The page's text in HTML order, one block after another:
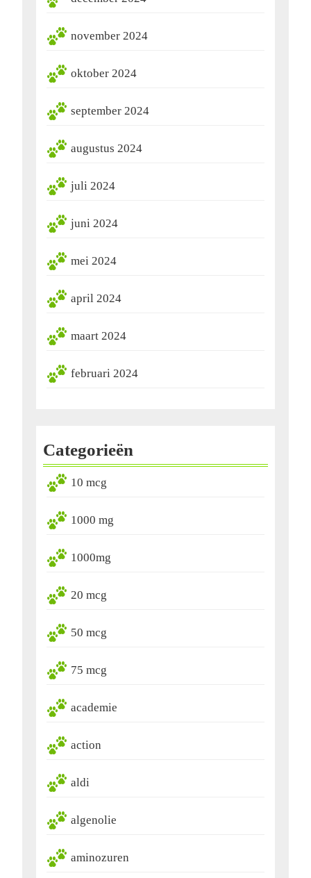
november 2024
oktober 2024
september 2024
augustus 2024
juli 2024
juni 2024
mei 2024
april 2024
maart 2024
februari 2024
Categorieën
10 mcg
1000 mg
1000mg
20 mcg
50 mcg
75 mcg
academie
action
aldi
algenolie
aminozuren